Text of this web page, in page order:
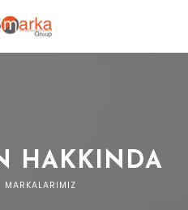
HAKKINDA
MARKALARIMIZ